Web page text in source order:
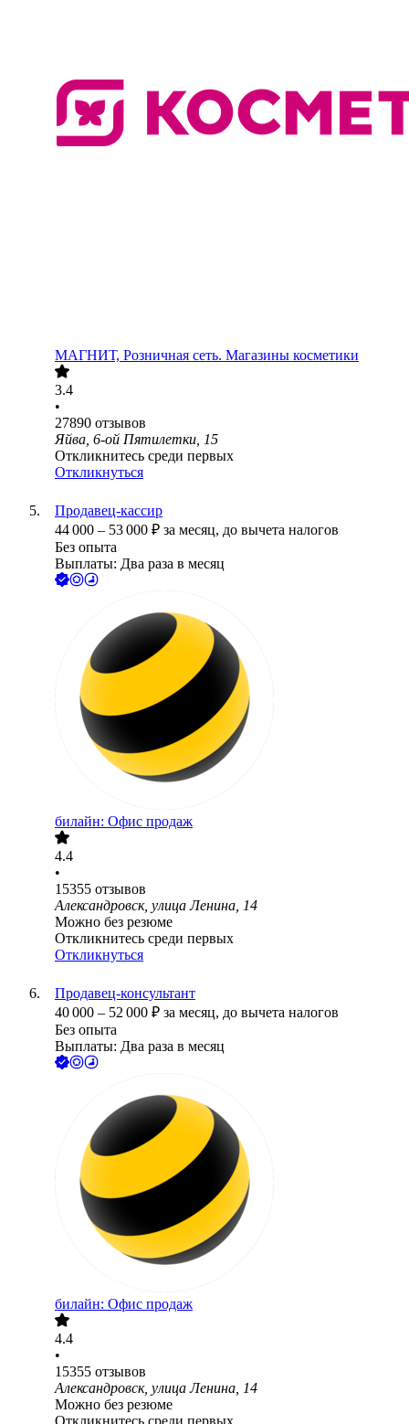
МАГНИТ, Розничная сеть. Магазины косметики
3.4
•
27890 отзывов
Яйва, 6-ой Пятилетки, 15
Откликнитесь среди первых
Откликнуться
Продавец-кассир
44 000 – 53 000 ₽ за месяц, до вычета налогов
Без опыта
Выплаты: Два раза в месяц
билайн: Офис продаж
4.4
•
15355 отзывов
Александровск, улица Ленина, 14
Можно без резюме
Откликнитесь среди первых
Откликнуться
Продавец-консультант
40 000 – 52 000 ₽ за месяц, до вычета налогов
Без опыта
Выплаты: Два раза в месяц
билайн: Офис продаж
4.4
•
15355 отзывов
Александровск, улица Ленина, 14
Можно без резюме